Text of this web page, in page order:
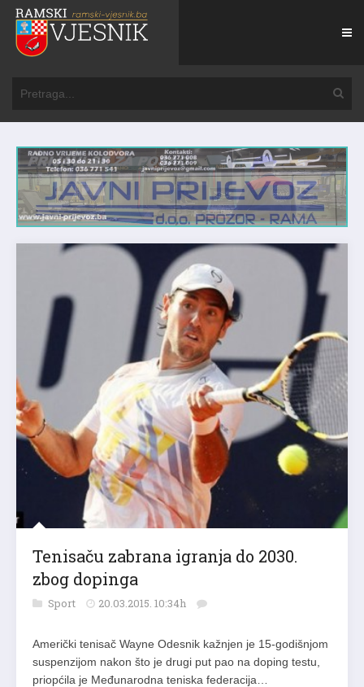
Tenisaču zabrana igranja do 2030.
zbog dopinga
Sport 20.03.2015. 10:34h
Američki tenisač Wayne Odesnik kažnjen je 15-godišnjom
suspenzijom nakon što je drugi put pao na doping testu,
priopćila je Međunarodna teniska federacija…